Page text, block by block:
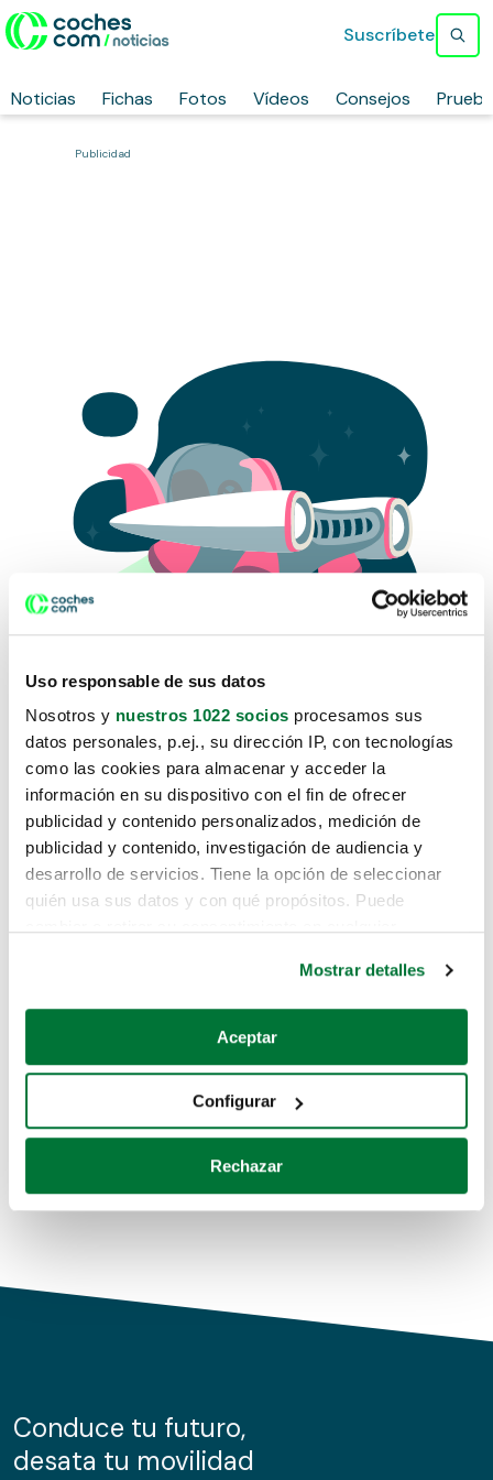
Uso responsable de sus datos
Nosotros y nuestros 1022 socios procesamos sus
datos personales, p.ej., su dirección IP, con tecnologías
como las cookies para almacenar y acceder la
información en su dispositivo con el fin de ofrecer
publicidad y contenido personalizados, medición de
publicidad y contenido, investigación de audiencia y
desarrollo de servicios. Tiene la opción de seleccionar
quién usa sus datos y con qué propósitos. Puede
Si lo permite, también quisiéramos:
Recopilar información sobre su ubicación geográfica
Identificar su dispositivo analizándolo activamente
para buscar características específicas (huellas
Obtenga más información sobre cómo se procesan sus
de cookies.
información sobre el uso que haga del sitio web con
nuestros partners de redes sociales, publicidad y análisis
Mostrar detalles
Aceptar
Configurar
Rechazar
Noticias Fichas Fotos Vídeos Consejos
Suscríbete
Publicidad
Lo sentimos, no sabemos como
te hemos traido hasta aquí.
Pero puedes encontrar el coche que estás
buscando en alguno de estos enlaces:
Coches de segunda mano
Coches de km0
Conduce tu futuro,
desata tu movilidad